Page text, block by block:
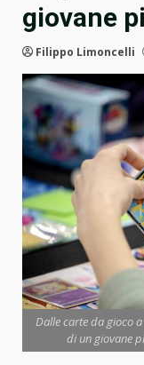
giovane
Filippo Limoncelli
Dalle carte da gioco
di un giovane